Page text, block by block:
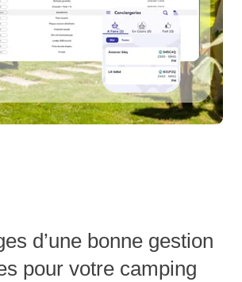
d’une bonne gestion
pour votre camping